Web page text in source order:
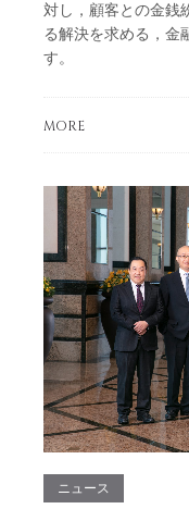
対し，顧客との金銭
る解決を求める，金
す。
MORE
ニュース